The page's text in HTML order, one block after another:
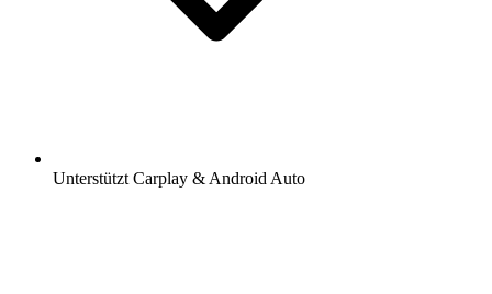
Unterstützt Carplay & Android Auto